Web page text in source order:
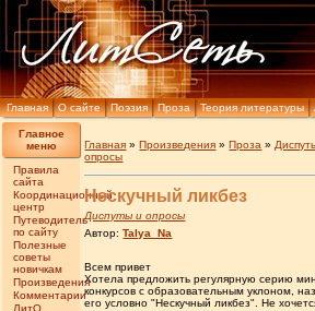
Главная О сайте Поэзия Проза Теория литературы
Главное
меню
Правила
сайта
Координационный
центр
Путеводитель
по сайту
Полезные
советы
новичкам
Произведения
Комментарии
ЛитО
Главная »Произведения »Проза »
опросы
Нескучный ликбез
Диспуты и опросы
Автор:Talya_Na
Всем привет
Хотела предложить регулярную серию
конкурсов с образовательным уклоном,
его условно "Нескучный ликбез". Не